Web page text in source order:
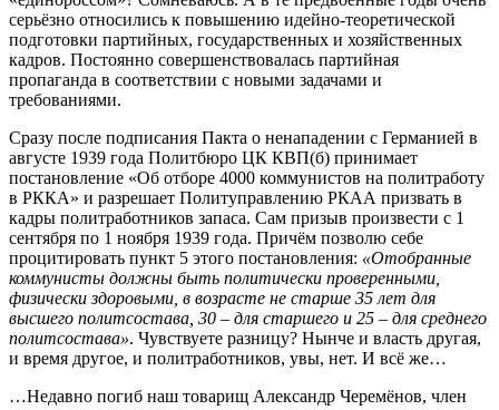
серьёзно относились к повышению идейно-теоретической
подготовки партийных, государственных и хозяйственных
кадров. Постоянно совершенствовалась партийная
пропаганда в соответствии с новыми задачами и
требованиями.
Сразу после подписания Пакта о ненападении с Германией в
августе 1939 года Политбюро ЦК КВП(б) принимает
постановление «Об отборе 4000 коммунистов на политработу
в РККА» и разрешает Политуправлению РКАА призвать в
кадры политработников запаса. Сам призыв произвести с 1
сентября по 1 ноября 1939 года. Причём позволю себе
процитировать пункт 5 этого постановления: «Отобранные
коммунисты должны быть политически проверенными,
физически здоровыми, в возрасте не старше 35 лет для
высшего политсостава, 30 – для старшего и 25 – для среднего
политсостава». Чувствуете разницу? Нынче и власть другая,
и время другое, и политработников, увы, нет. И всё же…
…Недавно погиб наш товарищ Александр Черемёнов, член